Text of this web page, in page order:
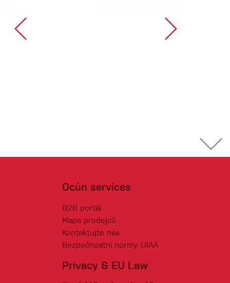
Ocún services
B2B portál
Mapa prodejců
Kontaktujte nás
Bezpečnostní normy UIAA
Privacy & EU Law